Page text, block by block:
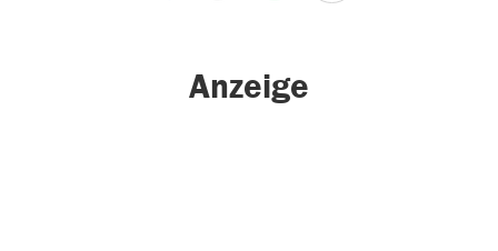
Anzeige